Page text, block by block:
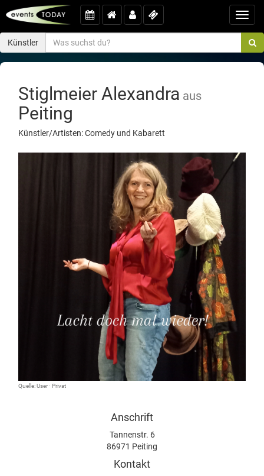
Künstler
Stiglmeier Alexandra aus
Peiting
Künstler/Artisten: Comedy und Kabarett
Quelle: User · Privat
Anschrift
Tannenstr. 6
86971 Peiting
Kontakt